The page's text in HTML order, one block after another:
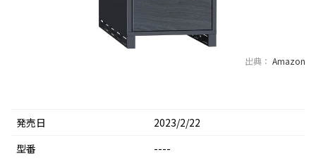
出典： Amazon
発売日
2023/2/22
型番
----